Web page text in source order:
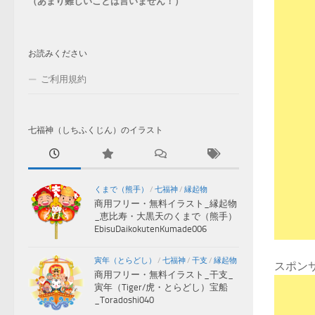
スポン
お読みください
ご利用規約
七福神（しちふくじん）のイラスト
くまで（熊手） / 七福神/ 縁起物
商用フリー・無料イラスト_縁起物
_恵比寿・大黒天のくまで（熊手）
EbisuDaikokutenKumade006
寅年（とらどし） / 七福神/ 干支 / 縁起物
商用フリー・無料イラスト_干支_
寅年（Tiger/虎・とらどし）宝船
_Toradoshi040